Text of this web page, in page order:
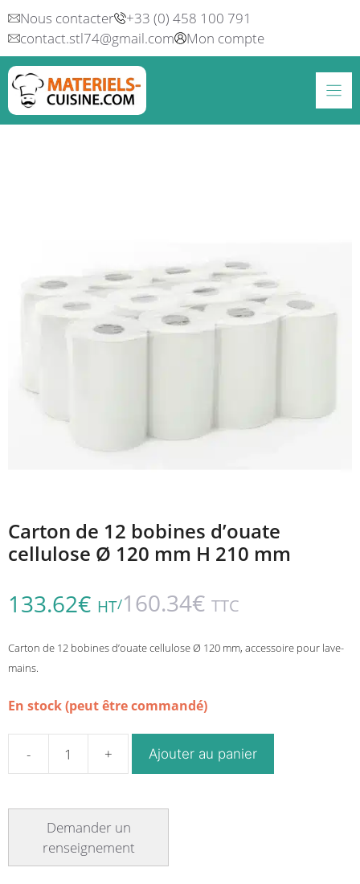
Aller
au
contenu
Nous contacter
+33 (0) 458 100 791
contact.stl74@gmail.com
Mon compte
Carton de 12 bobines d’ouate
cellulose Ø 120 mm H 210 mm
133.62€ HT/160.34€ TTC
Carton de 12 bobines d’ouate cellulose Ø 120 mm, accessoire pour lave-
mains.
En stock (peut être commandé)
quantité
de
12
bobines
Ajouter au panier